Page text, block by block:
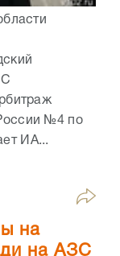
С
№4 по
ИА...
на
на АЗС